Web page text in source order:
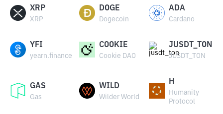
XRP
XRP
DOGE
Dogecoin
ADA
Cardano
YFI
yearn.finance
COOKIE
Cookie DAO
JUSDT_TON
JUSDT_TON
GAS
Gas
WILD
Wilder World
H
Humanity
Protocol